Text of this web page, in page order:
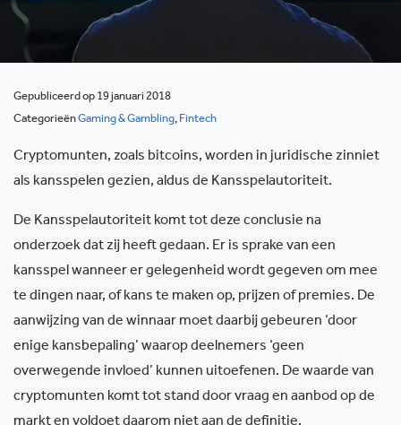
Gepubliceerd op 19 januari 2018
CategorieënGaming & Gambling, Fintech
Cryptomunten, zoals bitcoins, worden in juridische zinniet
als kansspelen gezien, aldus de Kansspelautoriteit.
De Kansspelautoriteit komt tot deze conclusie na
onderzoek dat zij heeft gedaan. Er is sprake van een
kansspel wanneer er gelegenheid wordt gegeven om mee
te dingen naar, of kans te maken op, prijzen of premies. De
aanwijzing van de winnaar moet daarbij gebeuren ‘door
enige kansbepaling’ waarop deelnemers ‘geen
overwegende invloed’ kunnen uitoefenen. De waarde van
cryptomunten komt tot stand door vraag en aanbod op de